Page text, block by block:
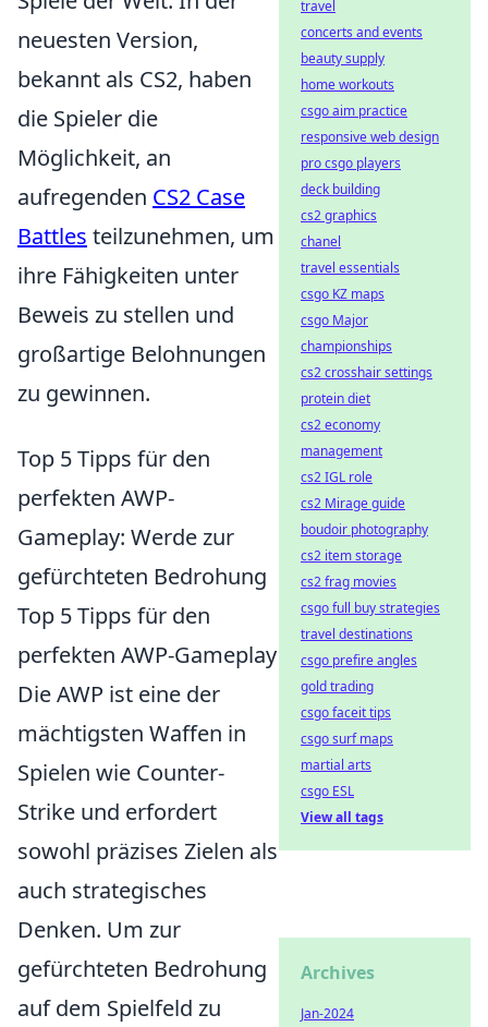
neuesten Version,
bekannt als CS2, haben
die Spieler die
Möglichkeit, an
aufregenden CS2 Case
Battles teilzunehmen, um
ihre Fähigkeiten unter
Beweis zu stellen und
großartige Belohnungen
zu gewinnen.
Top 5 Tipps für den
perfekten AWP-
Gameplay: Werde zur
gefürchteten Bedrohung
Top 5 Tipps für den
perfekten AWP-Gameplay
Die AWP ist eine der
mächtigsten Waffen in
Spielen wie Counter-
Strike und erfordert
sowohl präzises Zielen als
auch strategisches
Denken. Um zur
gefürchteten Bedrohung
auf dem Spielfeld zu
travel
concerts and events
beauty supply
home workouts
csgo aim practice
responsive web design
pro csgo players
deck building
cs2 graphics
chanel
travel essentials
csgo KZ maps
csgo Major
championships
cs2 crosshair settings
protein diet
cs2 economy
management
cs2 IGL role
cs2 Mirage guide
boudoir photography
cs2 item storage
cs2 frag movies
csgo full buy strategies
travel destinations
csgo prefire angles
gold trading
csgo faceit tips
csgo surf maps
martial arts
csgo ESL
View all tags
Archives
Jan-2024